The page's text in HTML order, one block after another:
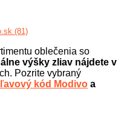
(81)
oblečenia so
výšky zliav nájdete v
Pozrite vybraný
kód Modivo a